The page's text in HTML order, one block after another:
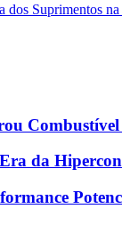
dos Suprimentos
da